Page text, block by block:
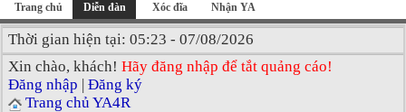
Trang chủ Diễn đàn Xóc đĩa Nhận YA
Thời gian hiện tại: 05:23 - 07/08/2026
Xin chào, khách! Hãy đăng nhập để tắt quảng cáo!
Đăng nhập | Đăng ký
Trang chủ YA4R